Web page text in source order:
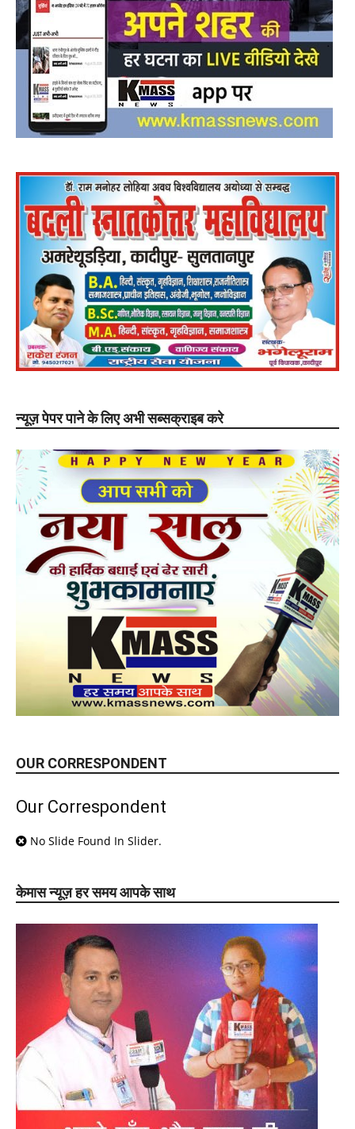
न्यूज़ पेपर पाने के लिए अभी सब्सक्राइब करे
OUR CORRESPONDENT
Our Correspondent
No Slide Found In Slider.
केमास न्यूज़ हर समय आपके साथ